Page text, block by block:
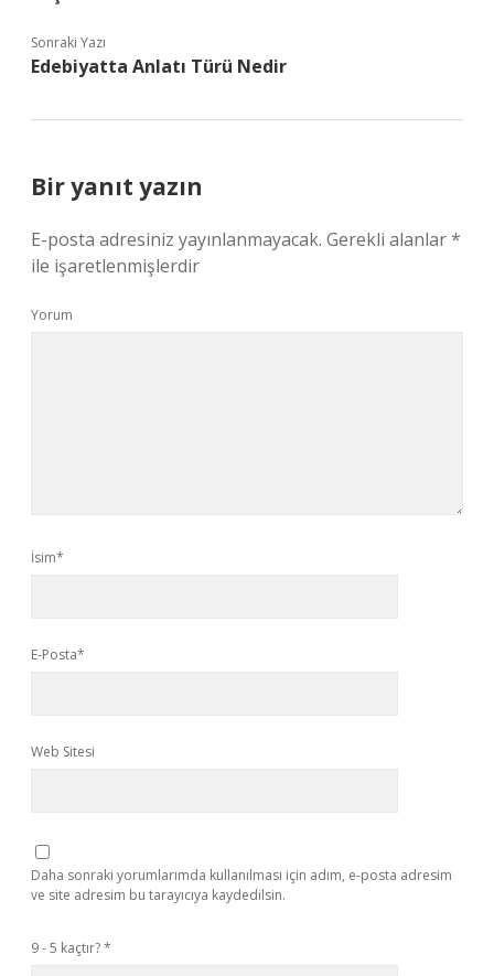
Sonraki Yazı
Edebiyatta Anlatı Türü Nedir
Bir yanıt yazın
E-posta adresiniz yayınlanmayacak. Gerekli alanlar*
ile işaretlenmişlerdir
Yorum
İsim*
E-Posta*
Web Sitesi
Daha sonraki yorumlarımda kullanılması için adım, e-posta adresim
ve site adresim bu tarayıcıya kaydedilsin.
9 - 5 kaçtır?*